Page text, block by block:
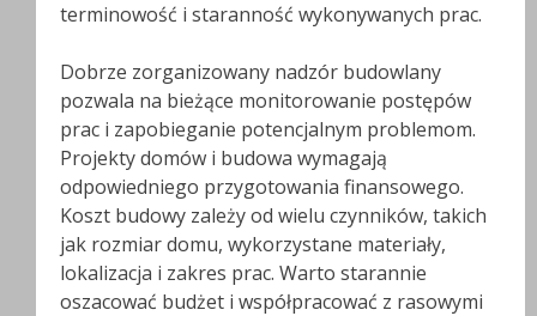
terminowość i staranność wykonywanych prac.
Dobrze zorganizowany nadzór budowlany
pozwala na bieżące monitorowanie postępów
prac i zapobieganie potencjalnym problemom.
Projekty domów i budowa wymagają
odpowiedniego przygotowania finansowego.
Koszt budowy zależy od wielu czynników, takich
jak rozmiar domu, wykorzystane materiały,
lokalizacja i zakres prac. Warto starannie
oszacować budżet i współpracować z rasowymi